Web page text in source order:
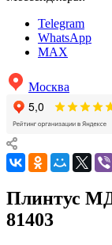
Telegram
WhatsApp
MAX
Москва
Плинтус
81403